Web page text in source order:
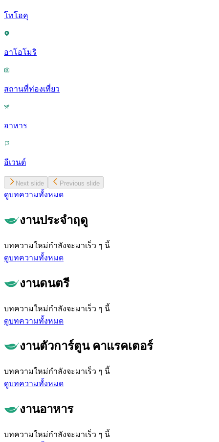
โทโฮคุ
อาโอโมริ
สถานที่ท่องเที่ยว
อาหาร
อีเวนต์
Next slide Previous slide
ดูบทความทั้งหมด
งานประจำฤดู
บทความใหม่กำลังจะมาเร็ว ๆ นี้
ดูบทความทั้งหมด
งานดนตรี
บทความใหม่กำลังจะมาเร็ว ๆ นี้
ดูบทความทั้งหมด
งานตัวการ์ตูน คาแรคเตอร์
บทความใหม่กำลังจะมาเร็ว ๆ นี้
ดูบทความทั้งหมด
งานอาหาร
บทความใหม่กำลังจะมาเร็ว ๆ นี้